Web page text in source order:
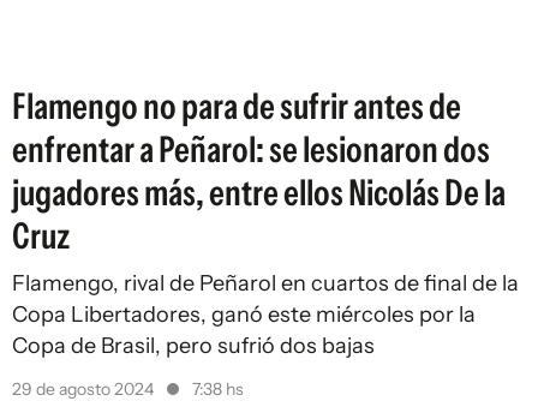
Flamengo no para de sufrir antes de
enfrentar a Peñarol: se lesionaron dos
jugadores más, entre ellos Nicolás De la
Cruz
Flamengo, rival de Peñarol en cuartos de final de la
Copa Libertadores, ganó este miércoles por la
Copa de Brasil, pero sufrió dos bajas
29 de agosto 2024 7:38 hs